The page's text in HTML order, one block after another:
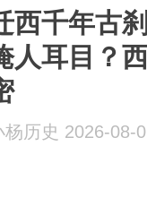
西千年古
人耳目？
杨历史 2026-08-